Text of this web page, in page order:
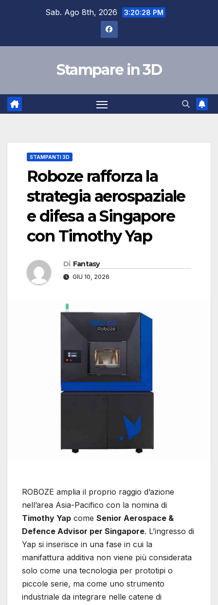
Sab. Ago 8th, 2026 3:20:29 PM
Stampare in 3D
STAMPANTI 3D
Roboze rafforza la
strategia aerospaziale
e difesa a Singapore
con Timothy Yap
Di Fantasy
GIU 10, 2026
ROBOZE amplia il proprio raggio d’azione
nell’area Asia-Pacifico con la nomina di
Timothy Yap come Senior Aerospace &
Defence Advisor per Singapore. L’ingresso di
Yap si inserisce in una fase in cui la
manifattura additiva non viene più considerata
solo come una tecnologia per prototipi o
piccole serie, ma come uno strumento
industriale da integrare nelle catene di